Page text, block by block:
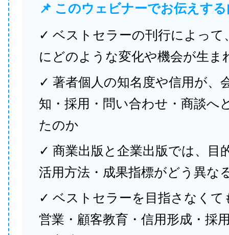
📌 このウェビナーでお伝えす
✓ ベストセラーの刊行によって
にどのような変化や機会が生ま
✓ 著者個人の知名度や信用が、
知・採用・問い合わせ・商談へ
たのか
✓ 商業出版と企業出版では、目
活用方法・成果指標がどう異な
✓ ベストセラーを目指さなくて
営業・顧客教育・信用形成・採